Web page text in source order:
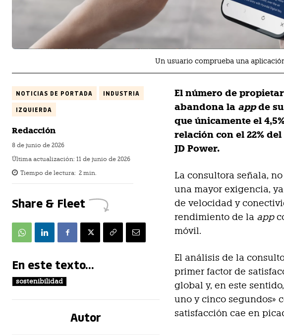
Un usuario comprueba una
NOTICIAS DE PORTADA INDUSTRIA
IZQUIERDA
Redacción
8 de junio de 2026
Última actualización: 11 de junio de 2026
Tiempo de lectura: 2 min.
Share & Fleet
En este texto...
sostenibilidad
Autor
El número de
abandona la appde
que únicamente el
relación con el 22%
JD Power.
La consultora señala,
una mayor exigencia,
de velocidad y
rendimiento de la app
móvil.
El análisis de la
primer factor de
global y, en este
uno y cinco segundos»
satisfacción cae en